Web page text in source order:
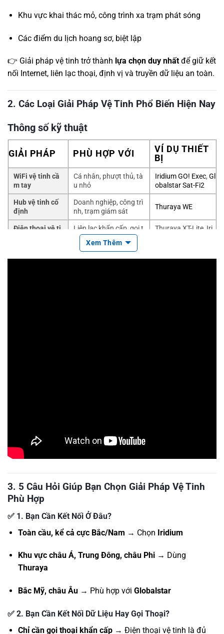
Khu vực khai thác mỏ, công trình xa trạm phát sóng
Các điểm du lịch hoang sơ, biệt lập
👉 Giải pháp vệ tinh trở thành lựa chọn duy nhất để giữ kết
nối Internet, liên lạc thoại, định vị và truyền dữ liệu an toàn.
2. Các Loại Giải Pháp Vệ Tinh Phổ Biến Hiện Nay
Thông số kỹ thuật
GIẢI PHÁP PHÙ HỢP VỚI
VÍ DỤ THIẾT
BỊ
WiFi vệ tinh cầ
m tay
Cá nhân, phượt thủ, tà
u nhỏ
Iridium GO! Exec, Gl
obalstar Sat-Fi2
Hub vệ tinh cố
định
Doanh nghiệp, công trì
nh, trạm giám sát
Thuraya WE
Điện thoại vệ ti
Liên lạc khẩn cấp, gọi t
hoại đơn giản
Thuraya XT-Lite, Iri
Công ty lớn, đội nhóm k
Xem Thêm
3. 5 Câu Hỏi Giúp Bạn Chọn Giải Pháp Vệ Tinh
Phù Hợp
✅ 1. Bạn Cần Kết Nối Ở Đâu?
Toàn cầu, kể cả cực Bắc/Nam → Chọn Iridium
Khu vực châu Á, Trung Đông, châu Phi→ Dùng
Thuraya
Bắc Mỹ, châu Âu→ Phù hợp với Globalstar
✅ 2. Bạn Cần Kết Nối Dữ Liệu Hay Gọi Thoại?
Chỉ cần gọi thoại khẩn cấp→ Điện thoại vệ tinh là đủ